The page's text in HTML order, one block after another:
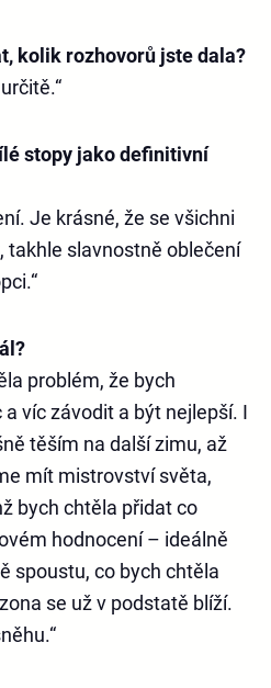
kolik rozhovorů jste dala?
stopy jako definitivní
Je krásné, že se všichni
takhle slavnostně oblečení
problém, že bych
víc závodit a být nejlepší. I
těším na další zimu, až
mít mistrovství světa,
bych chtěla přidat co
hodnocení – ideálně
spoustu, co bych chtěla
se už v podstatě blíží.